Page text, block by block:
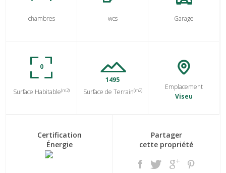
chambres wcs Garage
0
Surface Habitable(m2)
1495
Surface de Terrain(m2)
Emplacement
Viseu
Certification
Énergie
Partager
cette propriété